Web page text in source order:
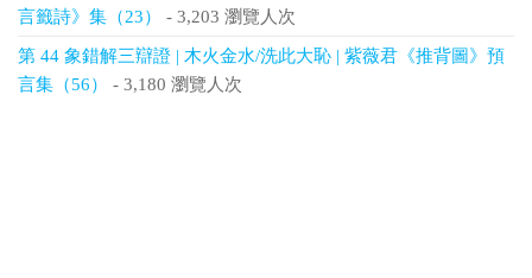
言籤詩》集（23）
- 3,203 瀏覽人次
第 44 象錯解三辯證 | 木火金水/洗此大恥 | 紫薇君《推背圖》預
言集（56）
- 3,180 瀏覽人次